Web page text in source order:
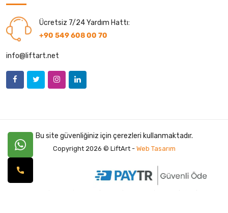
Ücretsiz 7/24 Yardım Hattı:
+90 549 608 00 70
info@liftart.net
Bu site güvenliğiniz için çerezleri kullanmaktadır.
Copyright 2026 © LiftArt - Web Tasarım